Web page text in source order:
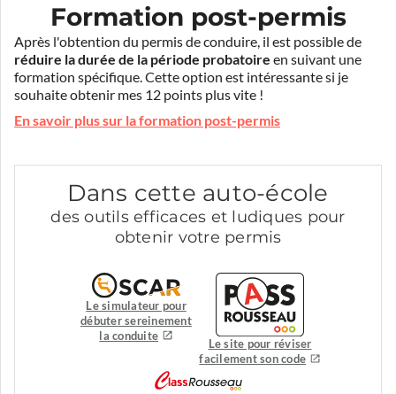
Formation post-permis
Après l'obtention du permis de conduire, il est possible de
réduire la durée de la période probatoire en suivant une
formation spécifique. Cette option est intéressante si je
souhaite obtenir mes 12 points plus vite !
En savoir plus sur la formation post-permis
Dans cette auto-école
des outils efficaces et ludiques pour
obtenir votre permis
Le simulateur pour
débuter sereinement
la conduite
Le site pour réviser
facilement son code